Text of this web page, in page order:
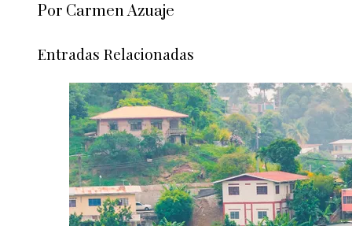
Por Carmen Azuaje
Entradas Relacionadas